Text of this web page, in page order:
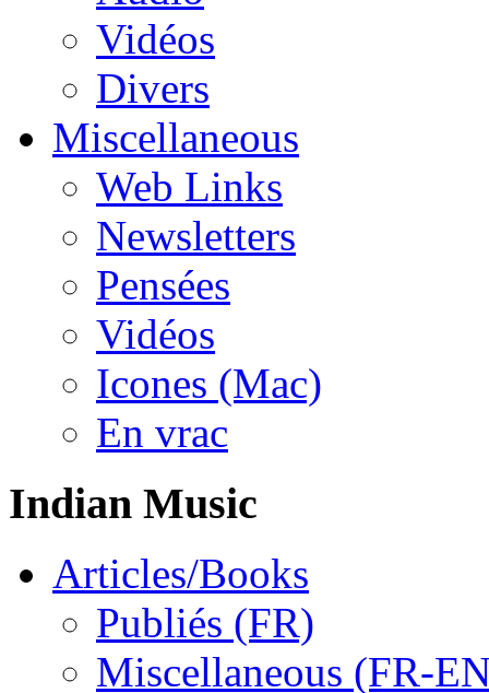
Vidéos
Divers
Miscellaneous
Web Links
Newsletters
Pensées
Vidéos
Icones (Mac)
En vrac
Indian Music
Articles/Books
Publiés (FR)
Miscellaneous (FR-